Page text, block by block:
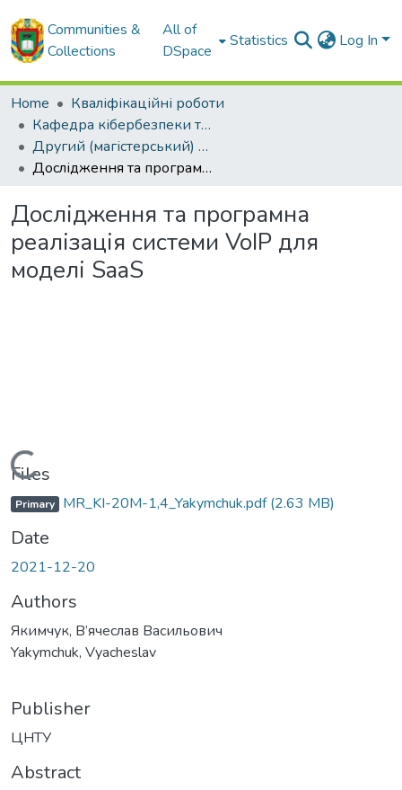
Communities &
Collections
All of
DSpace
Statistics Log In
Home
Кваліфікаційні роботи
Кафедра кібербезпеки та програмного забезпечення
Другий (магістерський) рівень
Дослідження та програмна реалізація системи VoIP для моделі SaaS
Дослідження та програмна
реалізація системи VoIP для
моделі SaaS
Loading...
Files
Primary MR_KI-20M-1,4_Yakymchuk.pdf(2.63 MB)
Date
2021-12-20
Authors
Якимчук, В’ячеслав Васильович
Yakymchuk, Vyacheslav
Publisher
ЦНТУ
Abstract